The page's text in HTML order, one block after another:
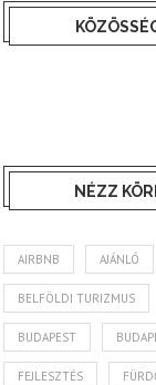
NÉZZ
AIRBNB AJÁNLÓ
BELFÖLDI TURIZMUS
BUDAPEST
FEJLESZTÉS